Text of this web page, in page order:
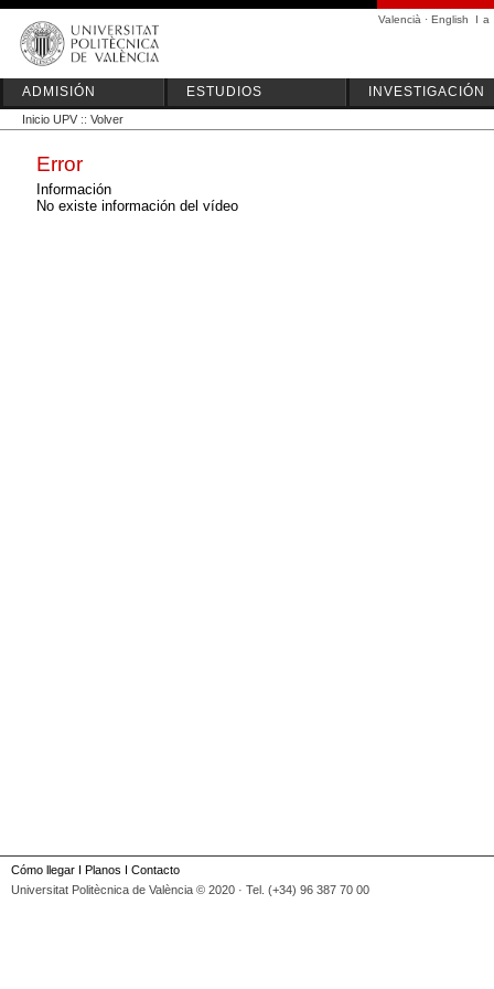
Valencià · English I a
ADMISIÓN ESTUDIOS INVESTIGACIÓN
Inicio UPV :: Volver
Error
Información
No existe información del vídeo
Cómo llegar I Planos I Contacto
Universitat Politècnica de València © 2020 · Tel. (+34) 96 387 70 00